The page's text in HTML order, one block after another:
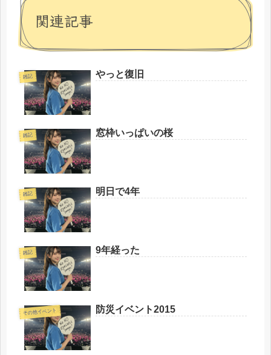
関連記事
雑記 やっと復旧
雑記 窓枠いっぱいの桜
雑記 明日で4年
雑記 9年経った
その他イベント 防災イベント2015